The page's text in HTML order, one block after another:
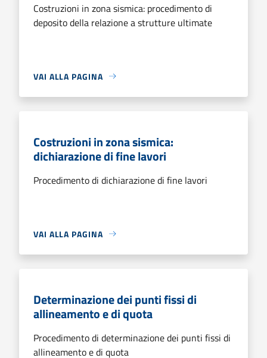
Costruzioni in zona sismica: procedimento di
deposito della relazione a strutture ultimate
VAI ALLA PAGINA
Costruzioni in zona sismica:
dichiarazione di fine lavori
Procedimento di dichiarazione di fine lavori
VAI ALLA PAGINA
Determinazione dei punti fissi di
allineamento e di quota
Procedimento di determinazione dei punti fissi di
allineamento e di quota